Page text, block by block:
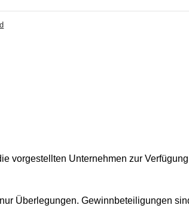
vorgestellten Unternehmen zur
Überlegungen. Gewinnbeteiligungen